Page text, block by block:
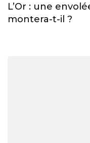
L’Or : une
montera-t-il ?